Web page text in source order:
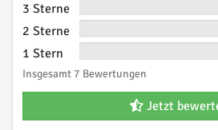
3 Sterne
2 Sterne
1 Stern
Insgesamt 7 Bewertungen
Jetzt